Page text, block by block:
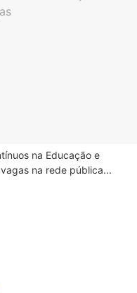
na Educação e
na rede pública...